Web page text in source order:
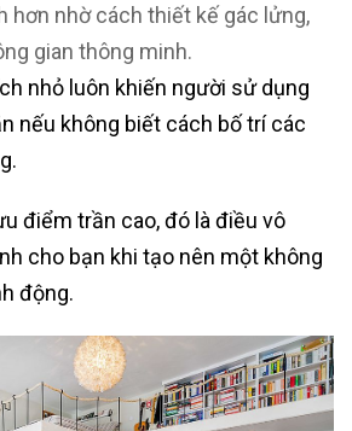
hơn nhờ cách thiết kế gác lửng,
gian thông minh.
nhỏ luôn khiến người sử dụng
nếu không biết cách bố trí các
điểm trần cao, đó là điều vô
cho bạn khi tạo nên một không
động.